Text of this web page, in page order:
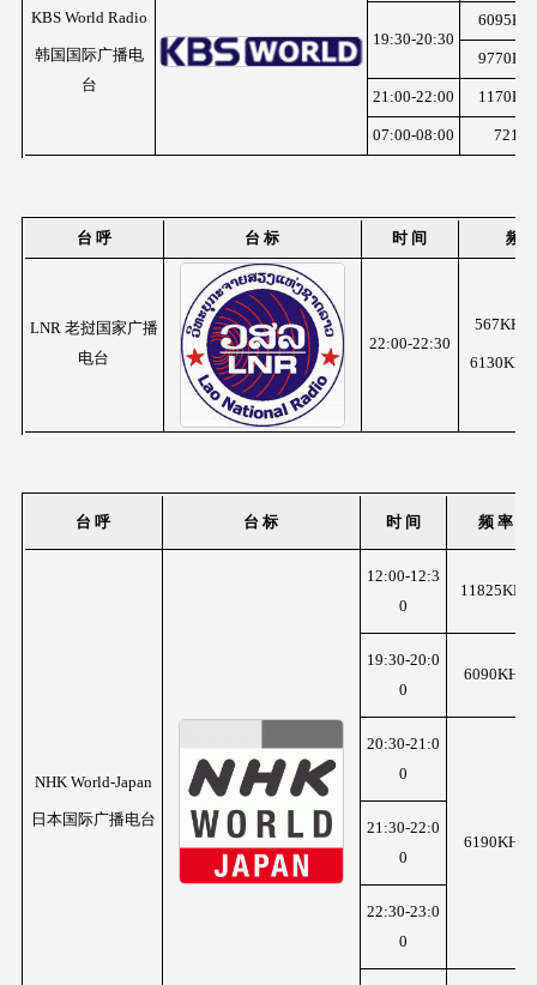
KBS World Radio
韩国国际广播电
台
19:30-20:30
21:00-22:00
07:00-08:00
台 呼 台 标 时 间 频
LNR 老挝国家广播
电台
22:00-22:30
567KHz
6130KHz
台 呼 台 标 时 间 频 率
NHK World-Japan
日本国际广播电台
12:00-12:3
0
11825KHz
19:30-20:0
0
6090KHz
20:30-21:0
0
6190KHz
21:30-22:0
0
22:30-23:0
0